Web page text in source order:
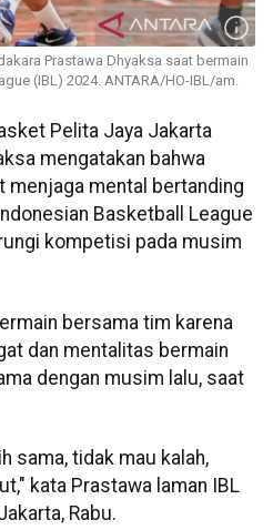
Prastawa Dhyaksa saat bermain
(IBL) 2024. ANTARA/HO-IBL/am.
Pelita Jaya Jakarta
mengatakan bahwa
menjaga mental bertanding
Basketball League
kompetisi pada musim
bersama tim karena
dan mentalitas bermain
dengan musim lalu, saat
sama, tidak mau kalah,
kata Prastawa laman IBL
Rabu.